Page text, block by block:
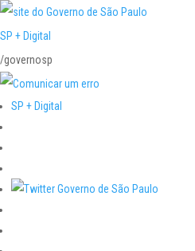
SP + Digital
/governosp
SP + Digital